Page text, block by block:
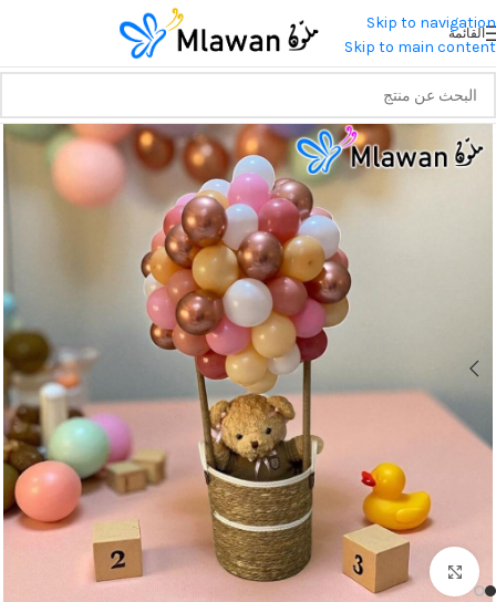
Skip to navigation
Skip to main content
القائمة
Click to enlarge